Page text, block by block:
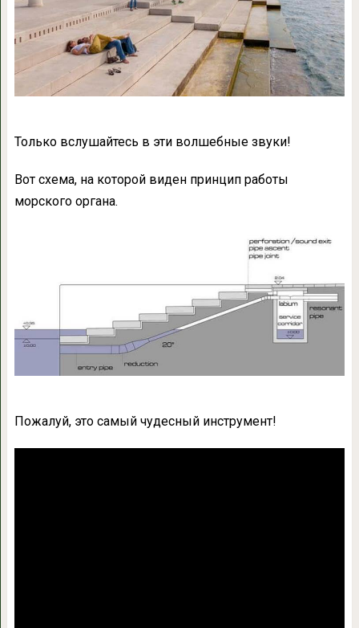
Только вслушайтесь в эти волшебные звуки!
Вот схема, на которой виден принцип работы
морского органа.
Пожалуй, это самый чудесный инструмент!